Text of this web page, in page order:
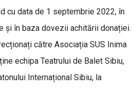
cu data de 1 septembrie 2022, în
și în baza dovezii achitării donației.
către Asociația SUS Inima
echipa Teatrului de Balet Sibiu,
Internațional Sibiu, la